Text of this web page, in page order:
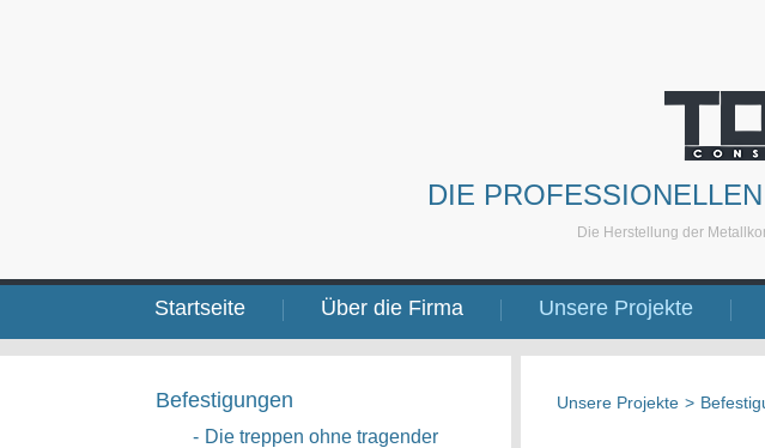
DIE
Die Herstellung der
Startseite Über die Firma Unsere Projekte
Befestigungen
- Die treppen ohne tragender
Unsere Projekte >